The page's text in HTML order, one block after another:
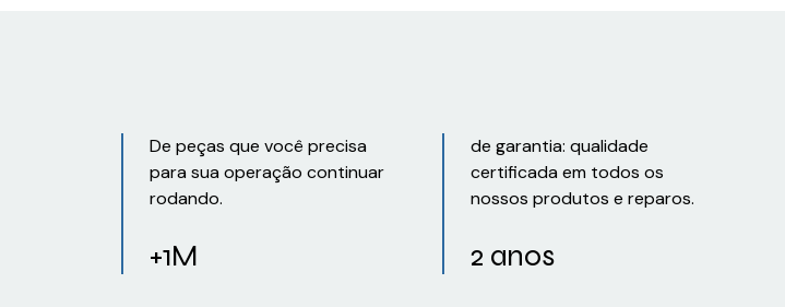
De peças que você precisa
para sua operação continuar
rodando.
+1M
de garantia: qualidade
certificada em todos os
nossos produtos e reparos.
2 anos